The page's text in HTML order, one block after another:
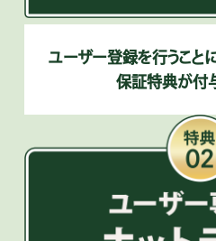
ユーザー登録を行うこと
保証特典が付